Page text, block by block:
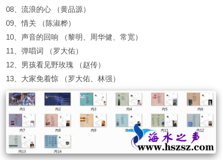
08、流浪的心 （黄品源）
09、情关 （陈淑桦）
10、声音的回响 （黎明、周华健、常宽）
11、弹唱词 （罗大佑）
12、男孩看见野玫瑰 （赵传）
13、大家免着惊 （罗大佑、林强）